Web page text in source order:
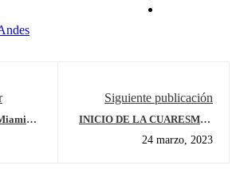
Siguiente publicación
INICIO DE LA CUARESMA -
24 marzo, 2023